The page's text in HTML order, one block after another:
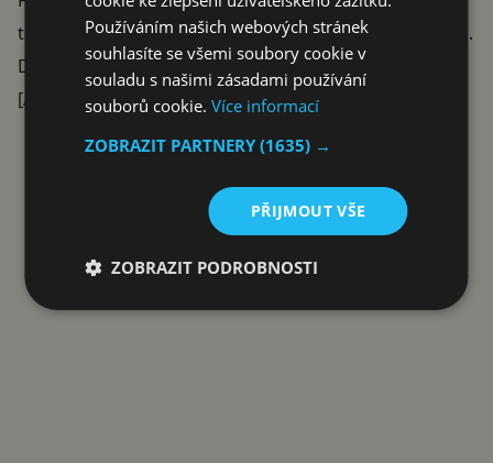
také
komunitní skupiny na Discorduana Facebooku .
Další možnosti sledování najdete v našem
[/cite]
Používáním našich webových stránek
souhlasíte se všemi soubory cookie v
souladu s našimi zásadami používání
souborů cookie.Více informací
ZOBRAZIT PARTNERY(1635) →
PŘIJMOUT VŠE
ZOBRAZIT PODROBNOSTI